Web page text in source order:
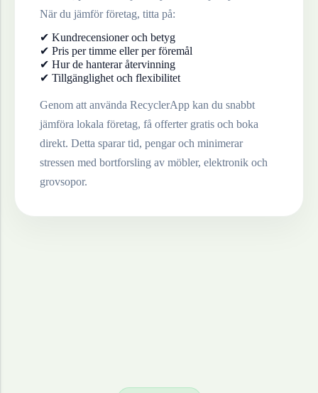
När du jämför företag, titta på:
✔ Kundrecensioner och betyg
✔ Pris per timme eller per föremål
✔ Hur de hanterar återvinning
✔ Tillgänglighet och flexibilitet
Genom att använda RecyclerApp kan du snabbt
jämföra lokala företag, få offerter gratis och boka
direkt. Detta sparar tid, pengar och minimerar
stressen med bortforsling av möbler, elektronik och
grovsopor.